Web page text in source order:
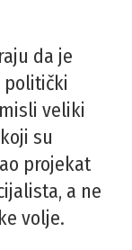
da je
politički
veliki
su
projekat
a ne
volje.